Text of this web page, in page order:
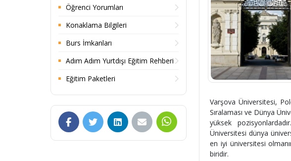
Öğrenci Yorumları
Konaklama Bilgileri
Burs İmkanları
Adım Adım Yurtdışı Eğitim Rehberi
Eğitim Paketleri
Varşova Üniversitesi,
Sıralaması ve Dünya
yüksek
Üniversitesi dünya
en iyi üniversitesi
biridir.